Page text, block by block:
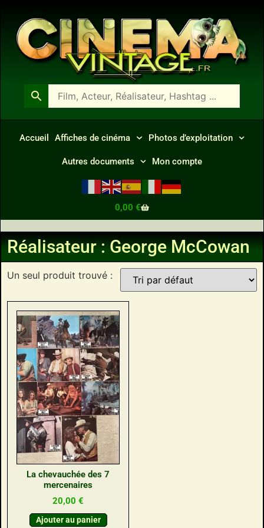
Accueil Affiches de cinéma Photos d’exploitation
Autres documents Mon compte
0,00 €
Réalisateur : George McCowan
Un seul produit trouvé :
La chevauchée des 7
mercenaires
20,00 €
Ajouter au panier